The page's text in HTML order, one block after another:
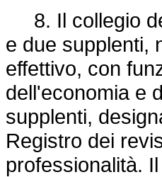
8. Il collegio
e due supplenti,
effettivo, con
dell'economia e
supplenti,
Registro dei
professionalità.